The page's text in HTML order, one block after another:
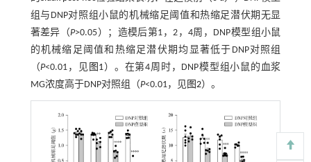
组与DNP对照组小鼠的机械缩足阈值和热缩足潜伏期无显
著差异（P>0.05）；造模后第1，2，4周，DNP模型组小鼠
的机械缩足阈值和热缩足潜伏期均显著低于DNP对照组
（P<0.01，见 图1）。在第4周时，DNP模型组小鼠的血浆
MG浓度高于DNP对照组（P<0.01，见图2）。